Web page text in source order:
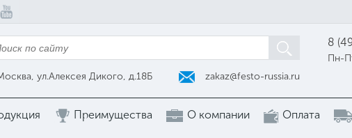
ул.Алексея Дикого, д.18Б zakaz@festo-russia.ru
8
Пн-
Преимущества О компании Оплата